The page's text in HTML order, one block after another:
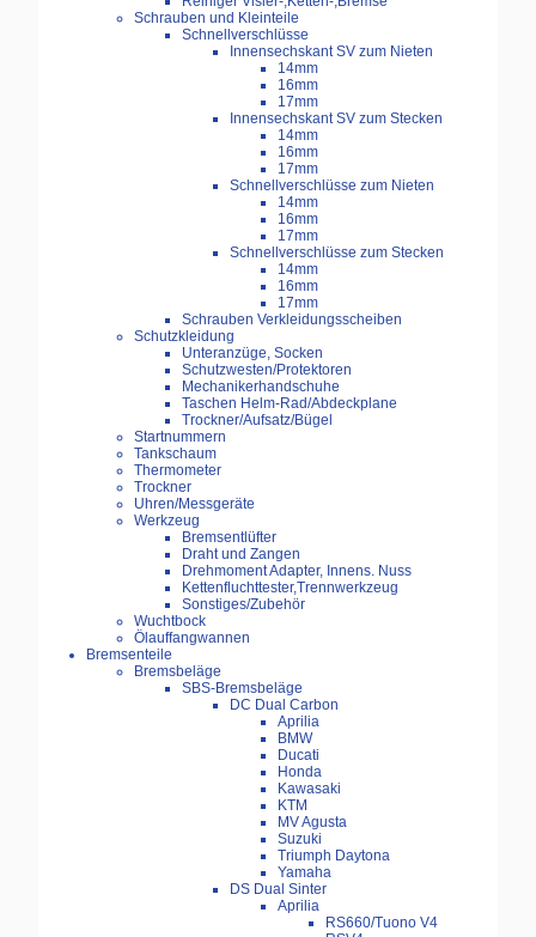
Schrauben und Kleinteile
Schnellverschlüsse
Innensechskant SV zum Nieten
14mm
16mm
17mm
Innensechskant SV zum Stecken
14mm
16mm
17mm
Schnellverschlüsse zum Nieten
14mm
16mm
17mm
Schnellverschlüsse zum Stecken
14mm
16mm
17mm
Schrauben Verkleidungsscheiben
Schutzkleidung
Unteranzüge, Socken
Schutzwesten/Protektoren
Mechanikerhandschuhe
Taschen Helm-Rad/Abdeckplane
Trockner/Aufsatz/Bügel
Startnummern
Tankschaum
Thermometer
Trockner
Uhren/Messgeräte
Werkzeug
Bremsentlüfter
Draht und Zangen
Drehmoment Adapter, Innens. Nuss
Kettenfluchttester,Trennwerkzeug
Sonstiges/Zubehör
Wuchtbock
Ölauffangwannen
Bremsenteile
Bremsbeläge
SBS-Bremsbeläge
DC Dual Carbon
Aprilia
BMW
Ducati
Honda
Kawasaki
KTM
MV Agusta
Suzuki
Triumph Daytona
Yamaha
DS Dual Sinter
Aprilia
RS660/Tuono V4